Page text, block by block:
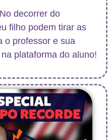
decorrer do
filho podem tirar as
o professor e sua
plataforma do aluno!